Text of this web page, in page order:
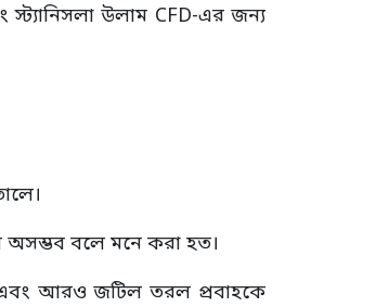
উলাম CFD-এর জন্য
বলে মনে করা হত।
এবং আরও জটিল তরল প্রবাহকে